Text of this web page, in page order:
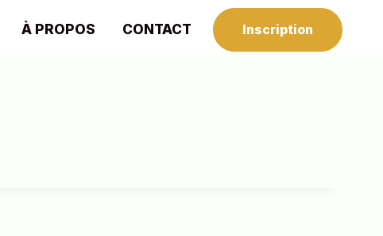
À PROPOS CONTACT Inscription